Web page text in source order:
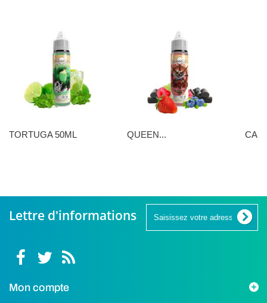
TORTUGA 50ML QUEEN...
Lettre d'informations
Mon compte